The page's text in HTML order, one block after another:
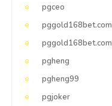
pgceo
pggold168bet.com
pggold168bet.com
pgheng
pgheng99
pgjoker